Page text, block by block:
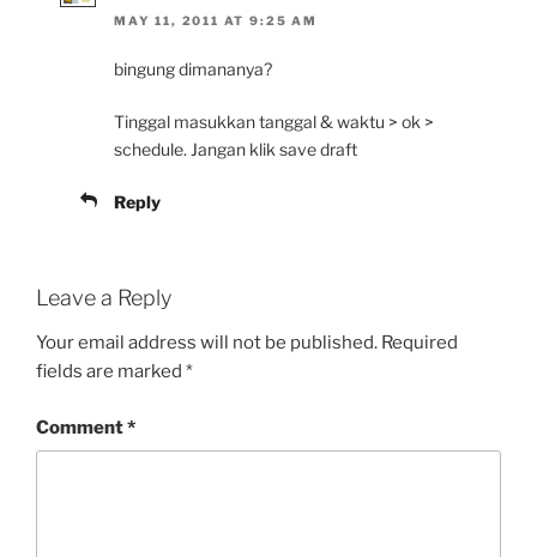
MAY 11, 2011 AT 9:25 AM
bingung dimananya?
Tinggal masukkan tanggal & waktu > ok >
schedule. Jangan klik save draft
Reply
Leave a Reply
Your email address will not be published. Required
fields are marked *
Comment*